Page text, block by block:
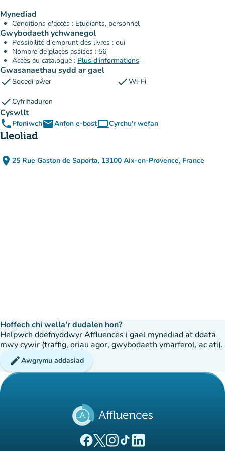
Mynediad
Conditions d'accès : Etudiants, personnel
Gwybodaeth ychwanegol
Possibilité d'emprunt des livres : oui
Nombre de places assises : 56
Accès au catalogue : Plus d'informations
Gwasanaethau sydd ar gael
checkSocedi pŵer checkWi-Fi
checkCyfrifiaduron
Cyswllt
phone FfoniwchemailAnfon e-bostcomputerCyrchu'r wefan
(tab newydd)
Lleoliad
place 25 Rue Gaston de Saporta, 13100 Aix-en-Provence, France
(agor yn Google Maps)
(tab newydd)
Hoffech chi wella'r dudalen hon?
Helpwch ddefnyddwyr Affluences i gael mynediad at ddata
mwy cywir (traffig, oriau agor, gwybodaeth ymarferol, ac ati).
editAwgrymu addasiad
(tab newydd)
(tab newydd)
(tab newydd)
(tab newydd)